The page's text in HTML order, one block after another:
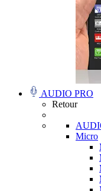
AUDIO PRO
Retour
Micro